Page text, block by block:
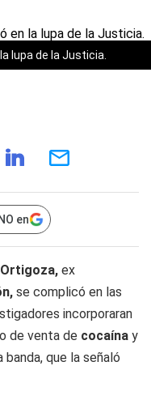
lupa de la Justicia.
en
ex
se complicó en las
incorporaran
de venta de cocaína y
que la señaló